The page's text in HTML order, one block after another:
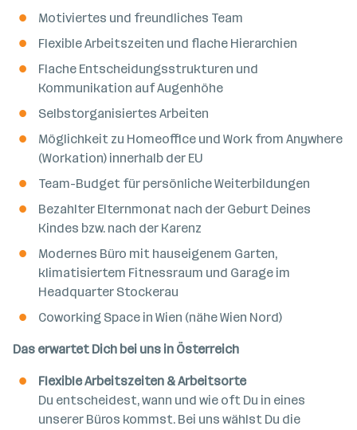
Motiviertes und freundliches Team
Flexible Arbeitszeiten und flache Hierarchien
Flache Entscheidungsstrukturen und
Kommunikation auf Augenhöhe
Selbstorganisiertes Arbeiten
Möglichkeit zu Homeoffice und Work from Anywhere
(Workation) innerhalb der EU
Team-Budget für persönliche Weiterbildungen
Bezahlter Elternmonat nach der Geburt Deines
Kindes bzw. nach der Karenz
Modernes Büro mit hauseigenem Garten,
klimatisiertem Fitnessraum und Garage im
Headquarter Stockerau
Coworking Space in Wien (nähe Wien Nord)
Das erwartet Dich bei uns in Österreich
Flexible Arbeitszeiten & Arbeitsorte
Du entscheidest, wann und wie oft Du in eines
unserer Büros kommst. Bei uns wählst Du die